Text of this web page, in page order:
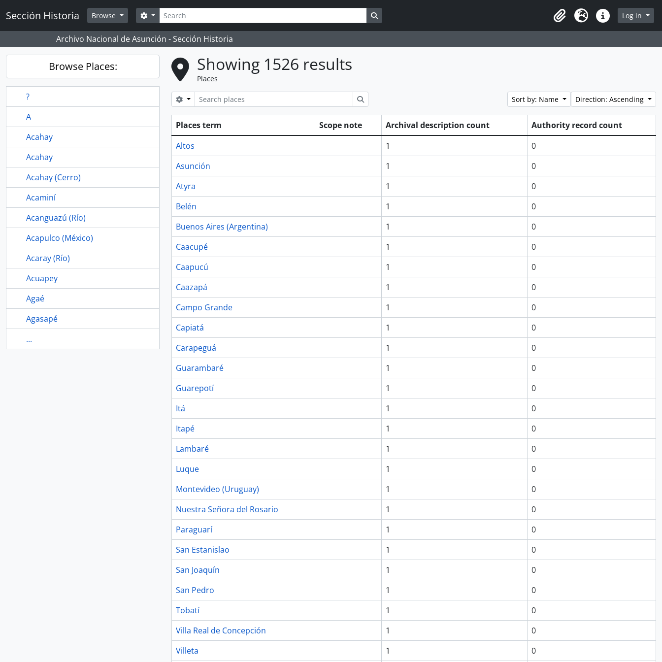
Sección Historia Browse Search
Search options Search in browse page
ClipboardLanguageQuick linksLog in
Archivo Nacional de Asunción - Sección Historia
Browse Places:
?
A
Acahay
Acahay
Acahay (Cerro)
Acaminí
Acanguazú (Río)
Acapulco (México)
Acaray (Río)
Acuapey
Agaé
Agasapé
...
Showing 1526 results
Places
Search options Sort by: Name Direction: Ascending
Places term Scope note Archival description count
Authority record count
Altos
1
0
Asunción
1
0
Atyra
1
0
Belén
1
0
Buenos Aires (Argentina)
1
0
Caacupé
1
0
Caapucú
1
0
Caazapá
1
0
Campo Grande
1
0
Capiatá
1
0
Carapeguá
1
0
Guarambaré
1
0
Guarepotí
1
0
Itá
1
0
Itapé
1
0
Lambaré
1
0
Luque
1
0
Montevideo (Uruguay)
1
0
Nuestra Señora del Rosario
1
0
Paraguarí
1
0
San Estanislao
1
0
San Joaquín
1
0
San Pedro
1
0
Tobatí
1
0
Villa Real de Concepción
1
0
Villeta
1 0